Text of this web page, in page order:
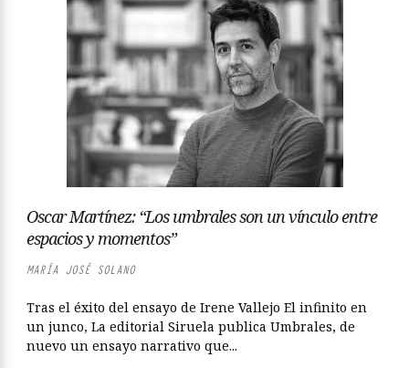
Oscar Martínez: “Los umbrales son un vínculo entre
espacios y momentos”
MARÍA JOSÉ SOLANO
Tras el éxito del ensayo de Irene Vallejo El infinito en
un junco, La editorial Siruela publica Umbrales, de
nuevo un ensayo narrativo que...